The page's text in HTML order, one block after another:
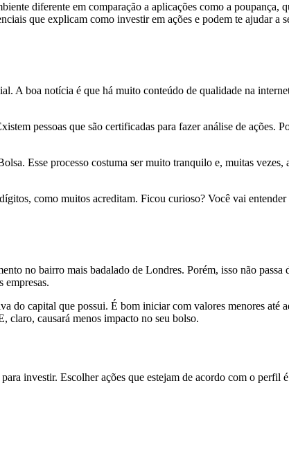
diferente em comparação a aplicações como a poupança,
que explicam como investir em ações e podem te ajudar a
A boa notícia é que há muito conteúdo de qualidade na
pessoas que são certificadas para fazer análise de ações.
Esse processo costuma ser muito tranquilo e, muitas vezes,
como muitos acreditam. Ficou curioso? Você vai
no bairro mais badalado de Londres. Porém, isso não
empresas.
do capital que possui. É bom iniciar com valores menores até
claro, causará menos impacto no seu bolso.
investir. Escolher ações que estejam de acordo com o perfil